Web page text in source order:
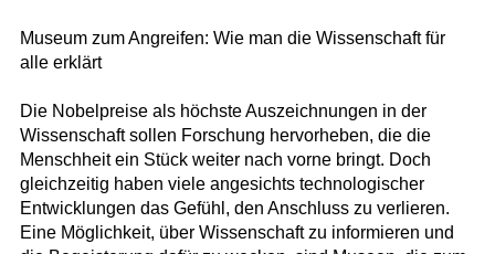
Museum zum Angreifen: Wie man die Wissenschaft für
alle erklärt
Die Nobelpreise als höchste Auszeichnungen in der
Wissenschaft sollen Forschung hervorheben, die die
Menschheit ein Stück weiter nach vorne bringt. Doch
gleichzeitig haben viele angesichts technologischer
Entwicklungen das Gefühl, den Anschluss zu verlieren.
Eine Möglichkeit, über Wissenschaft zu informieren und